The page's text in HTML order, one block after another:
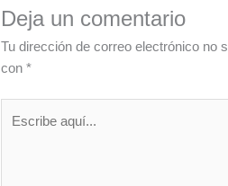
Deja un comentario
Tu dirección de correo electrónico no
con*
aquí...